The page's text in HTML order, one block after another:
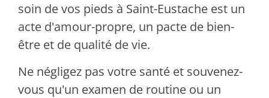
soin de vos pieds à Saint-Eustache est un
acte d'amour-propre, un pacte de bien-
être et de qualité de vie.
Ne négligez pas votre santé et souvenez-
vous qu'un examen de routine ou un